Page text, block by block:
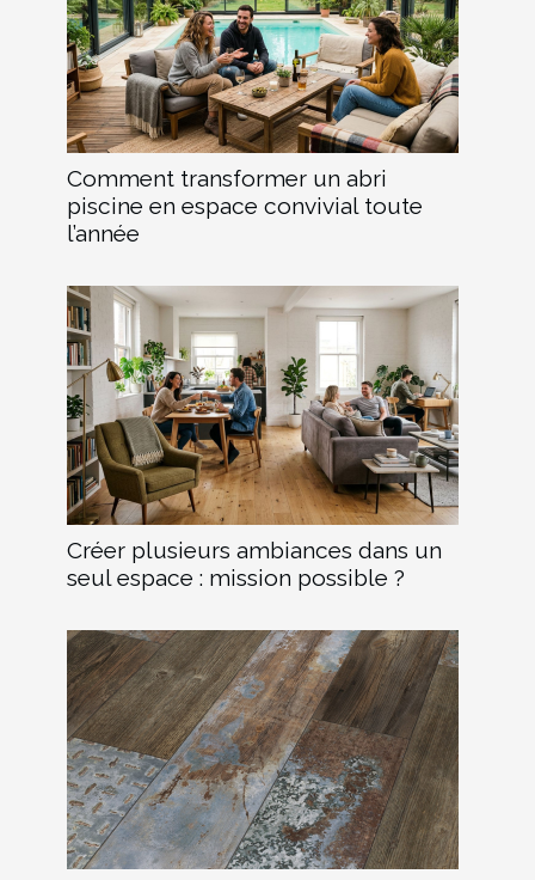
Comment transformer un abri
piscine en espace convivial toute
l’année
Créer plusieurs ambiances dans un
seul espace : mission possible ?